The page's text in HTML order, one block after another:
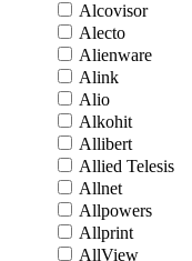
Alcovisor
Alecto
Alienware
Alink
Alio
Alkohit
Allibert
Allied Telesis
Allnet
Allpowers
Allprint
AllView